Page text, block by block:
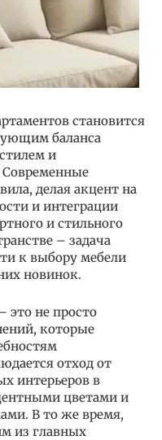
становится
баланса
и
Современные
делая акцент на
и интеграции
и стильного
– задача
к выбору мебели
новинок.
это не просто
которые
отход от
интерьеров в
цветами и
В то же время,
из главных